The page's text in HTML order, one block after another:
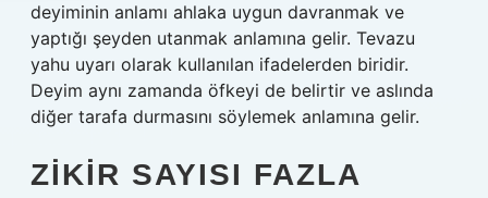
deyiminin anlamı ahlaka uygun davranmak ve
yaptığı şeyden utanmak anlamına gelir. Tevazu
yahu uyarı olarak kullanılan ifadelerden biridir.
Deyim aynı zamanda öfkeyi de belirtir ve aslında
diğer tarafa durmasını söylemek anlamına gelir.
ZIKIR SAYISI FAZLA